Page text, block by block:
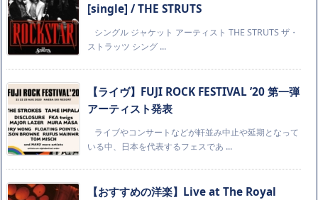
[single] / THE STRUTS
シングル ジャケット アーティスト THE STRUTS ザ・
ストラッツ シング ...
【ライヴ】FUJI ROCK FESTIVAL ’20 第一弾
アーティスト発表
ライブやコンサートなどが軒並み中止や延期となって
いる中、日本を代表するフェスであ ...
【おすすめの洋楽】Live at The Royal